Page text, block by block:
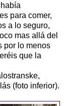
para comer,
a lo seguro,
mas allá del
por lo menos
que la
(foto inferior).